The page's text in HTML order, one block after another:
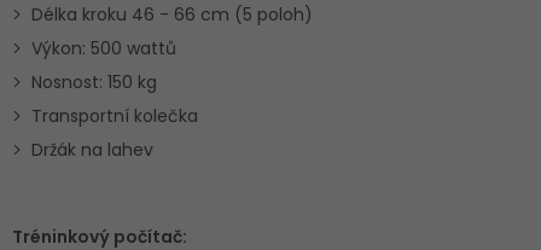
Délka kroku 46 - 66 cm (5 poloh)
Výkon: 500 wattů
Nosnost: 150 kg
Transportní kolečka
Držák na lahev
Tréninkový počítač: